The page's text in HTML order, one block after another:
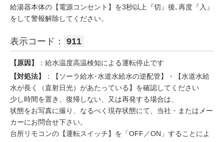
給湯器本体の【電源コンセント】を3秒以上『切』後､再度『入』
をして警報解除してください。
表示コード： 911
【原因】
：給水温度高温検知による運転停止です
【対処法】
：【ソーラ給水･水道水給水の逆配管】・【水道水給
水が長く（直射日光）があたっている】を確認してください
少し時間を置き、復帰しない、又は再発する場合は、
状態をお写真に撮り、なるべく現存状態にて、当社・またはメー
カーにお問合せ下さい。
台所リモコンの【運転スイッチ】を「OFF／ON」することによ